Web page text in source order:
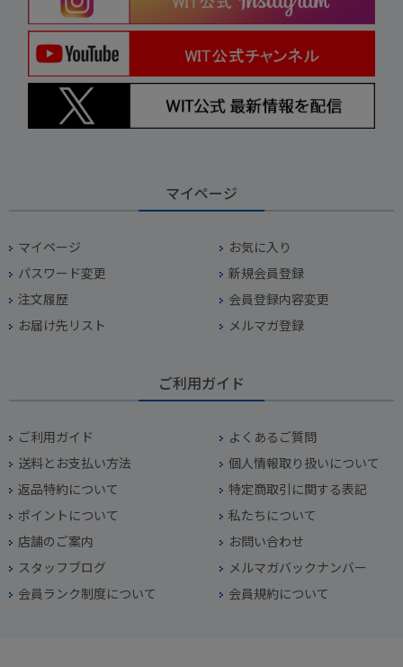
マイページ
マイページ
お気に入り
パスワード変更
新規会員登録
注文履歴
会員登録内容変更
お届け先リスト
メルマガ登録
ご利用ガイド
ご利用ガイド
よくあるご質問
送料とお支払い方法
個人情報取り扱いについて
返品特約について
特定商取引に関する表記
ポイントについて
私たちについて
店舗のご案内
お問い合わせ
スタッフブログ
メルマガバックナンバー
会員ランク制度について
会員規約について